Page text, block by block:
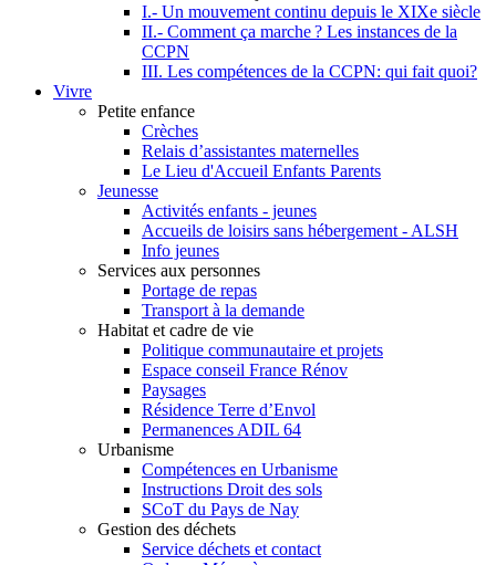
I.- Un mouvement continu depuis le XIXe siècle
II.- Comment ça marche ? Les instances de la
CCPN
III. Les compétences de la CCPN: qui fait quoi?
Vivre
Petite enfance
Crèches
Relais d’assistantes maternelles
Le Lieu d'Accueil Enfants Parents
Jeunesse
Activités enfants - jeunes
Accueils de loisirs sans hébergement - ALSH
Info jeunes
Services aux personnes
Portage de repas
Transport à la demande
Habitat et cadre de vie
Politique communautaire et projets
Espace conseil France Rénov
Paysages
Résidence Terre d’Envol
Permanences ADIL 64
Urbanisme
Compétences en Urbanisme
Instructions Droit des sols
SCoT du Pays de Nay
Gestion des déchets
Service déchets et contact